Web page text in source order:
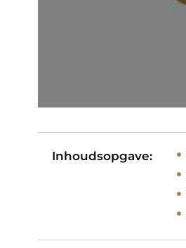
Inhoudsopgave: